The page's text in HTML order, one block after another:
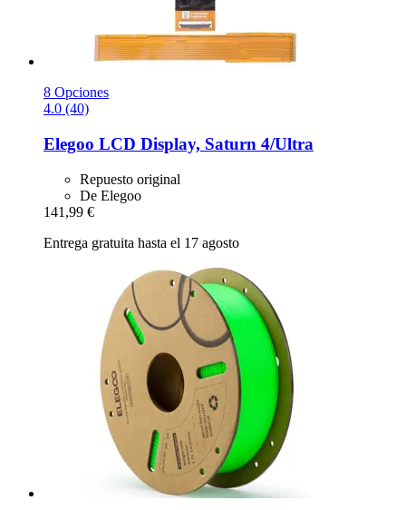
8 Opciones
4.0 (40)
Elegoo LCD Display, Saturn 4/Ultra
Repuesto original
De Elegoo
141,99 €
Entrega gratuita hasta el 17 agosto